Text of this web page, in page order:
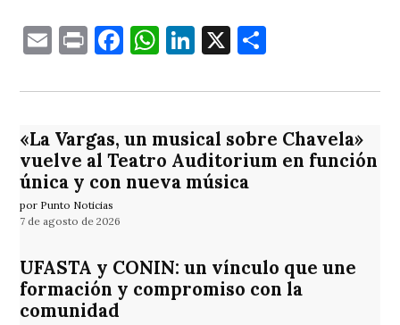
EmailPrintFacebook
WhatsApp
LinkedIn
X
«La Vargas, un musical sobre Chavela»
vuelve al Teatro Auditorium en función
única y con nueva música
por Punto Noticias
7 de agosto de 2026
UFASTA y CONIN: un vínculo que une
formación y compromiso con la
comunidad